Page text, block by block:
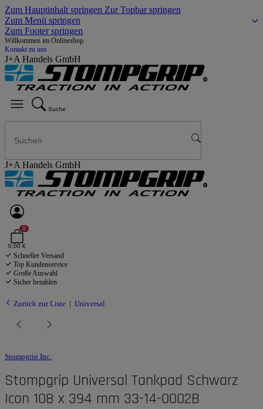
Zum Hauptinhalt springen Zur Topbar springen
Zum Menü springen
Zum Footer springen
Willkommen im Onlineshop
Kontakt zu uns
J+A Handels GmbH
Suche
J+A Handels GmbH
0
0,00 €
Schneller Versand
Top Kundenservice
Große Auswahl
Sicher bezahlen
Zurück zur Liste Universal
Stompgrip Inc.
Stompgrip Universal Tankpad Schwarz
Icon 108 x 394 mm 33-14-0002B